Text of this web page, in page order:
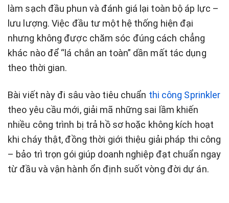
làm sạch đầu phun và đánh giá lại toàn bộ áp lực –
lưu lượng. Việc đầu tư một hệ thống hiện đại
nhưng không được chăm sóc đúng cách chẳng
khác nào để “lá chắn an toàn” dần mất tác dụng
theo thời gian.
Bài viết này đi sâu vào tiêu chuẩn thi công Sprinkler
theo yêu cầu mới, giải mã những sai lầm khiến
nhiều công trình bị trả hồ sơ hoặc không kích hoạt
khi cháy thật, đồng thời giới thiệu giải pháp thi công
– bảo trì trọn gói giúp doanh nghiệp đạt chuẩn ngay
từ đầu và vận hành ổn định suốt vòng đời dự án.